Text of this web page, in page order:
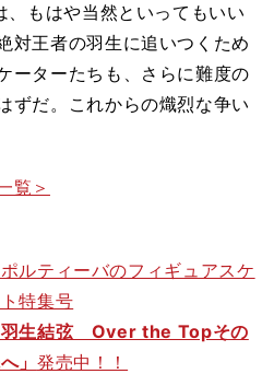
もはや当然といってもいい
対王者の羽生に追いつくため
ーターたちも、さらに難度の
ずだ。これからの熾烈な争い
覧＞
ルティーバのフィギュアスケ
特集号
羽生結弦 Over the Topその
」 発売中！！